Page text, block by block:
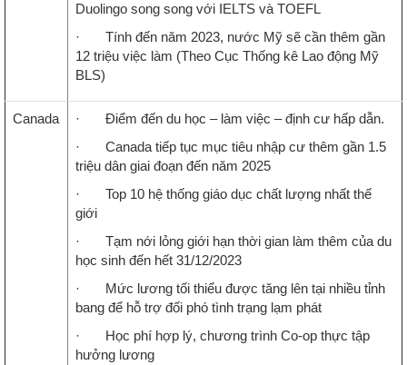
Duolingo song song với IELTS và TOEFL
· Tính đến năm 2023, nước Mỹ sẽ cần thêm gần
12 triệu việc làm (Theo Cục Thống kê Lao động Mỹ
BLS)
Canada
· Điểm đến du học – làm việc – định cư hấp dẫn.
· Canada tiếp tục mục tiêu nhập cư thêm gần 1.5
triệu dân giai đoạn đến năm 2025
· Top 10 hệ thống giáo dục chất lượng nhất thế
giới
· Tạm nới lỏng giới hạn thời gian làm thêm của du
học sinh đến hết 31/12/2023
· Mức lương tối thiểu được tăng lên tại nhiều tỉnh
bang để hỗ trợ đối phó tình trạng lạm phát
· Học phí hợp lý, chương trình Co-op thực tập
hưởng lương